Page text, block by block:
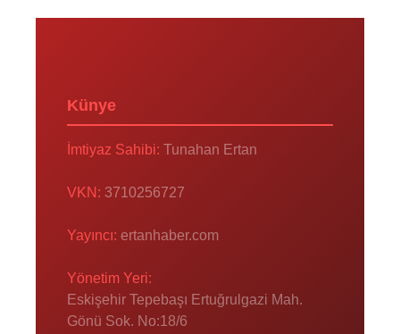
Künye
İmtiyaz Sahibi: Tunahan Ertan
VKN: 3710256727
Yayıncı: ertanhaber.com
Yönetim Yeri:
Eskişehir Tepebaşı Ertuğrulgazi Mah.
Gönü Sok. No:18/6